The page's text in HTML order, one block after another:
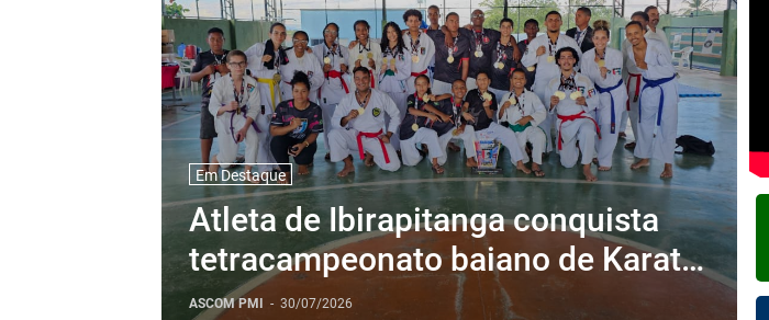
Em Destaque
Atleta de Ibirapitanga conquista
tetracampeonato baiano de Karatê
e garante vaga no Brasileiro
ASCOM PMI - 30/07/2026